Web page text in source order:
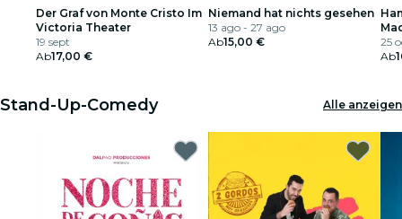
Der Graf von Monte Cristo Im
Victoria Theater
19 sept
Ab17,00 €
Niemand hat nichts gesehen
13 ago - 27 ago
Ab15,00 €
25
Ab
Stand-Up-Comedy Alle anzeigen